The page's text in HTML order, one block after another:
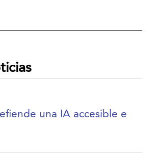
una IA accesible e